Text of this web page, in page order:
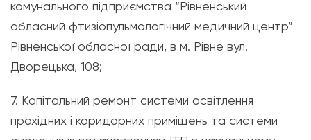
комунального підприємства “Рівненський
обласний фтизіопульмологічний медичний центр”
Рівненської обласної ради, в м. Рівне вул.
Дворецька, 108;
7. Капітальний ремонт системи освітлення
прохідних і коридорних приміщень та системи